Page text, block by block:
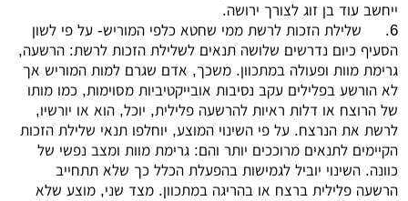
ייחשב עוד בן זוג לצורך ירושה.
6.
שלילת הזכות לרשת ממי שחטא כלפי המוריש- על פי לשון
הסעיף כיום נדרשים שלושה תנאים לשלילת הזכות לרשת: הרשעה,
גרימת מוות ופעולה במתכוון. משכך, אדם שגרם למות המוריש אך
לא הורשע בפלילים עקב נסיבות אובייקטיביות מסוימות, כמו מותו
של הרוצח או דלות ראיות להרשעה פלילית, יוכל, הוא או יורשיו,
לרשת את הנרצח. על פי השינוי המוצע, יוחלפו תנאי שלילת הזכות
הקיימים לתנאים מרוככים יותר והם: גרימת מוות ומצב נפשי של
כוונה. השינוי יוביל לגמישות בהפעלת הכלל כך שלא תתחייב
הרשעה פלילית ברצח או בהריגה במתכוון. מצד שני, מוצע שלא